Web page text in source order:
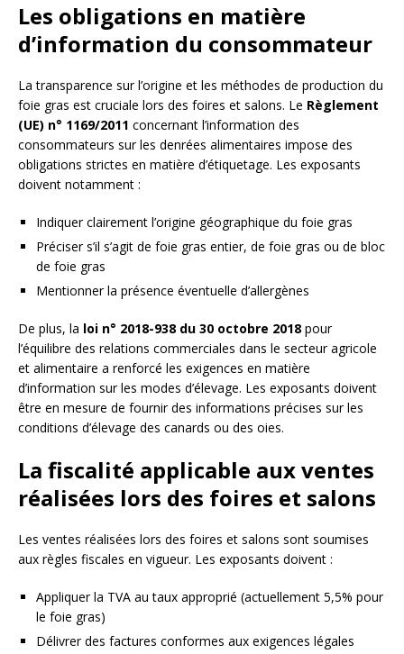
Les obligations en matière
d’information du consommateur
La transparence sur l’origine et les méthodes de production du
foie gras est cruciale lors des foires et salons. Le Règlement
(UE) n° 1169/2011 concernant l’information des
consommateurs sur les denrées alimentaires impose des
obligations strictes en matière d’étiquetage. Les exposants
doivent notamment :
Indiquer clairement l’origine géographique du foie gras
Préciser s’il s’agit de foie gras entier, de foie gras ou de bloc
de foie gras
Mentionner la présence éventuelle d’allergènes
De plus, la loi n° 2018-938 du 30 octobre 2018 pour
l’équilibre des relations commerciales dans le secteur agricole
et alimentaire a renforcé les exigences en matière
d’information sur les modes d’élevage. Les exposants doivent
être en mesure de fournir des informations précises sur les
conditions d’élevage des canards ou des oies.
La fiscalité applicable aux ventes
réalisées lors des foires et salons
Les ventes réalisées lors des foires et salons sont soumises
aux règles fiscales en vigueur. Les exposants doivent :
Appliquer la TVA au taux approprié (actuellement 5,5% pour
le foie gras)
Délivrer des factures conformes aux exigences légales